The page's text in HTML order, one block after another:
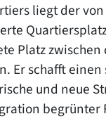
liegt der
Platz
Er schafft
und neue